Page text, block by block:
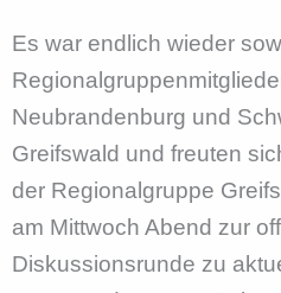
Es war endlich wieder
Neubrandenburg und
Greifswald und freuten
der Regionalgruppe
am Mittwoch Abend zur
Diskussionsrunde zu